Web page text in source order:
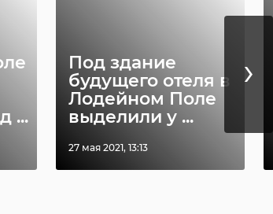
...
Под здание
будущего отеля в
Лодейном Поле
выделили у ...
27 мая 2021, 13:13
›